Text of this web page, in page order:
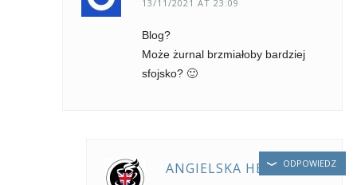
13/11/2021 AT 23:09
Blog?
Może żurnal brzmiałoby bardziej
sfojsko? 🙂
ANGIELSKA HERBATAODPOWIEDZ